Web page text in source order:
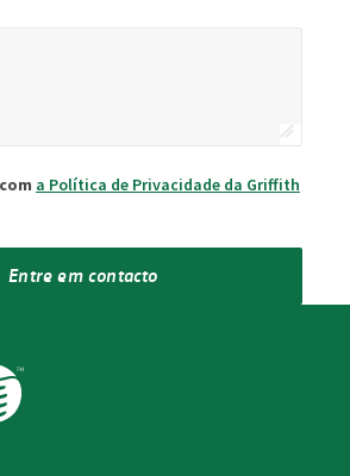
a Política de Privacidade da Griffith
Entre em contacto